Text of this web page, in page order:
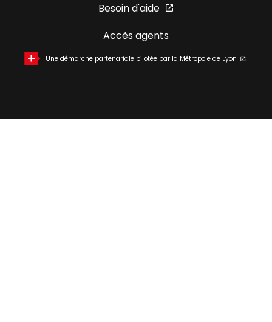
Besoin d'aide
Accès agents
Une démarche partenariale pilotée par la Métropole de Lyon